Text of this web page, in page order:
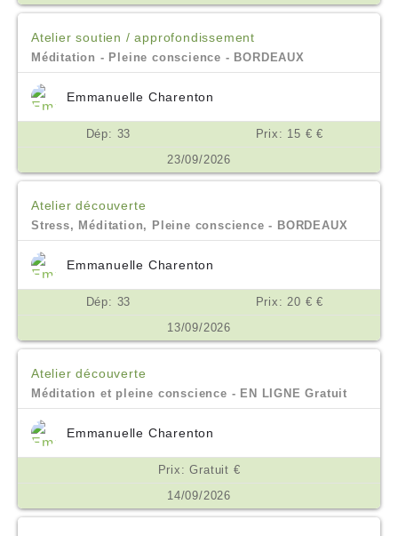
Atelier soutien / approfondissement
Méditation - Pleine conscience - BORDEAUX
Emmanuelle Charenton
Dép: 33
Prix: 15 € €
23/09/2026
Atelier découverte
Stress, Méditation, Pleine conscience - BORDEAUX
Emmanuelle Charenton
Dép: 33
Prix: 20 € €
13/09/2026
Atelier découverte
Méditation et pleine conscience - EN LIGNE Gratuit
Emmanuelle Charenton
Prix: Gratuit €
14/09/2026